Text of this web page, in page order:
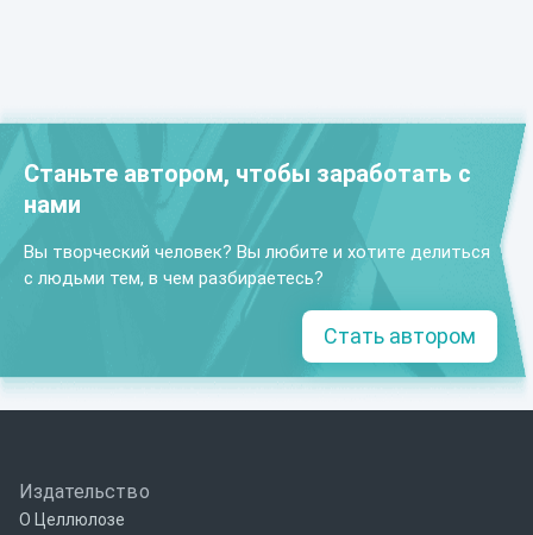
Станьте автором, чтобы заработать с
нами
Вы творческий человек? Вы любите и хотите делиться
с людьми тем, в чем разбираетесь?
Стать автором
Издательство
О Целлюлозе